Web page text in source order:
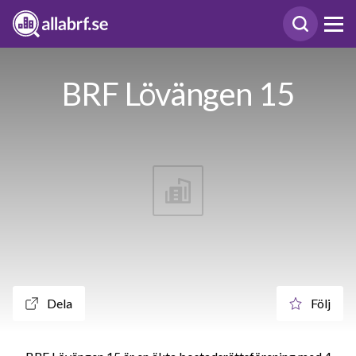
BRF Lövängen 15
Dela Följ